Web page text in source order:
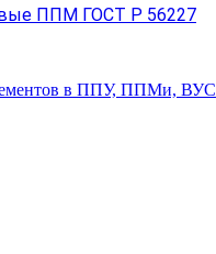
ППМ ГОСТ Р 56227
в ППУ, ППМи, ВУС